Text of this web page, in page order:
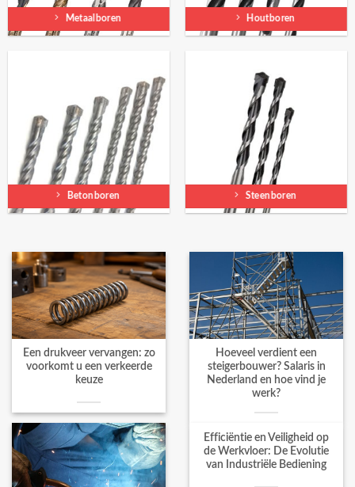
Metaalboren Houtboren
Betonboren Steenboren
Een drukveer vervangen: zo
voorkomt u een verkeerde
keuze
Hoeveel verdient een
steigerbouwer? Salaris in
Nederland en hoe vind je
werk?
Efficiëntie en Veiligheid op
de Werkvloer: De Evolutie
van Industriële Bediening